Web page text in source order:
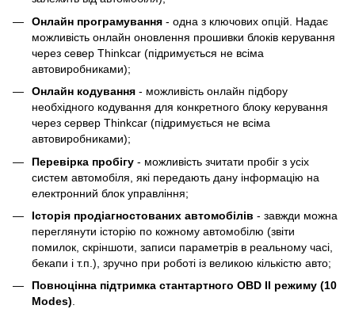
Онлайн програмування - одна з ключових опцій. Надає
можливість онлайн оновлення прошивки блоків керування
через север Thinkcar (підримується не всіма
автовиробниками);
Онлайн кодування - можливість онлайн підбору
необхідного кодування для конкретного блоку керування
через сервер Thinkcar (підримується не всіма
автовиробниками);
Перевірка пробігу - можливість зчитати пробіг з усіх
систем автомобіля, які передають дану інформацію на
електронний блок управління;
Історія продіагностованих автомобілів - завжди можна
переглянути історію по кожному автомобілю (звіти
помилок, скріншоти, записи параметрів в реальному часі,
бекапи і т.п.), зручно при роботі із великою кількістю авто;
Повноцінна підтримка стантартного OBD II режиму (10
Modes).